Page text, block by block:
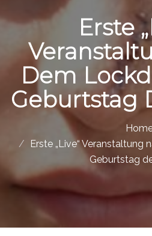
Erste
Dem
Geburtstag
Erste „Live“
Geburtstag